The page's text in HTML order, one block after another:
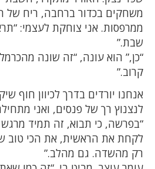
משחקים בכדור ברחבה, ריח של
ממרפסות. אני צוחקת לעצמי:
שבת.”
“כן,” הוא עונה, “זה שונה
קרוב.”
אנחנו יורדים בדרך לכיוון חוף
לנצנוץ רך של פנסים, ואני
“בפרשה, כי תבוא, זה תמיד מרגש
לקחת את הראשית, את הכי טוב
רק מהשדה. גם מהלב.”